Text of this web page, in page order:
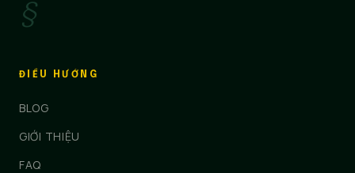
§
ĐIỀU HƯỚNG
BLOG
GIỚI THIỆU
FAQ